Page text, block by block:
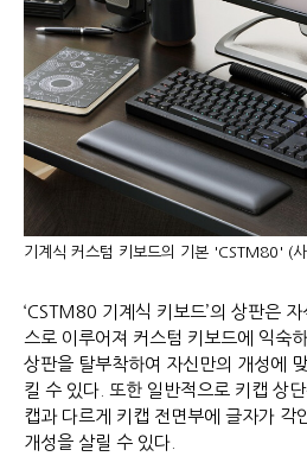
기계식 커스텀 키보드의 기본 'CSTM80' (
‘CSTM80 기계식 키보드’의 상판은
스로 이루어져 커스텀 키보드에 익숙
상판을 탈부착하여 자신만의 개성에
킬 수 있다. 또한 일반적으로 키캡 상
캡과 다르게 키캡 전면부에 글자가 각
개성을 살릴 수 있다.